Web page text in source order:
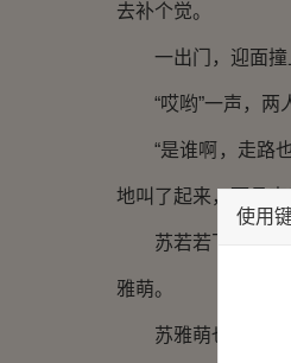
去补个觉。
一出门，迎面撞
“哎哟”一声，两
“是谁啊，走路也
地叫了起来，而且声
苏若若飞速看向来
雅萌。
苏雅萌也看见了苏
使用